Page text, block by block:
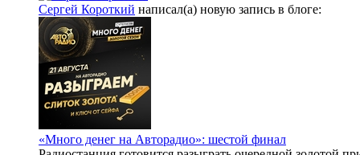
Сергей Короткий написал(а) новую запись в блоге:
«Много денег на Авторадио»: шестой финал